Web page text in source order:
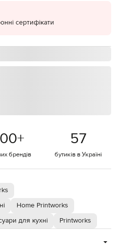
сертифікати
+
брендів
57
бутиків в Україні
Home Printworks
для кухні Printworks